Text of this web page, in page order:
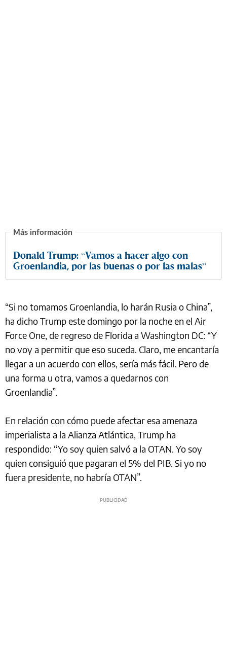
Donald Trump: “Vamos a hacer algo con
Groenlandia, por las buenas o por las malas”
“Si no tomamos Groenlandia, lo harán Rusia o China”,
ha dicho Trump este domingo por la noche en el Air
Force One, de regreso de Florida a Washington DC: “Y
no voy a permitir que eso suceda. Claro, me encantaría
llegar a un acuerdo con ellos, sería más fácil. Pero de
una forma u otra, vamos a quedarnos con
Groenlandia”.
En relación con cómo puede afectar esa amenaza
imperialista a la Alianza Atlántica, Trump ha
respondido: “Yo soy quien salvó a la OTAN. Yo soy
quien consiguió que pagaran el 5% del PIB. Si yo no
fuera presidente, no habría OTAN”.